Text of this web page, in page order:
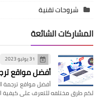
شروحات تقنية
المشاركات الشائعة
31 يوليو 2023
أفضل مواقع
أفضل مواقع ترجمة
لكم طرق مختلفه للتعرف على كيفية